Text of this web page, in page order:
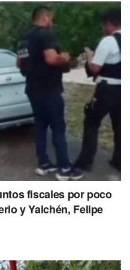
que por favor te
Jiménez Legaria
fue visto por última vez
de 2023 en Cancún,
fiscales por poco
y Yalchén, Felipe